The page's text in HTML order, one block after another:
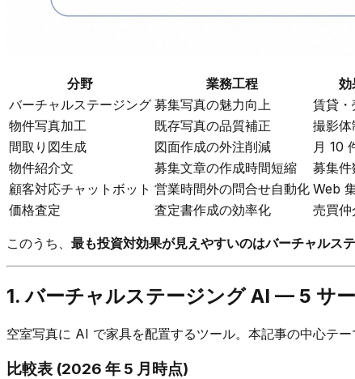
分野 業務工程 効
バーチャルステージング 募集写真の魅力向上 賃貸・
物件写真加工
既存写真の品質補正 撮影体
間取り図生成
図面作成の外注削減 月 10
物件紹介文
募集文章の作成時間短縮 募集件
顧客対応チャットボット 営業時間外の問合せ自動化 Web
価格査定
査定書作成の効率化 売買仲
このうち、 最も投資対効果が見えやすいのはバーチャルス
1. バーチャルステージング AI — 5 サ
空室写真に AI で家具を配置するツール。本記事の中心テー
比較表 (2026 年 5 月時点)